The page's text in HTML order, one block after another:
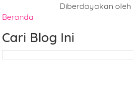
Diberdayakan oleh
Beranda
Cari Blog Ini
Nama